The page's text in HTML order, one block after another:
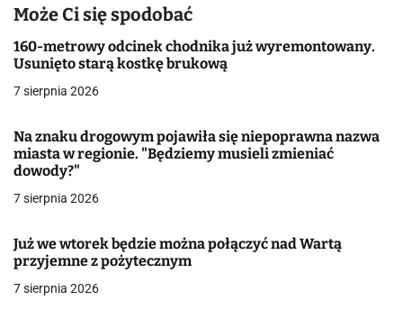
g
a
c
a
w
i
s
Może Ci się spodobać
160-metrowy odcinek chodnika już wyremontowany.
Usunięto starą kostkę brukową
7 sierpnia 2026
Na znaku drogowym pojawiła się niepoprawna nazwa
miasta w regionie. "Będziemy musieli zmieniać
dowody?"
7 sierpnia 2026
Już we wtorek będzie można połączyć nad Wartą
przyjemne z pożytecznym
7 sierpnia 2026